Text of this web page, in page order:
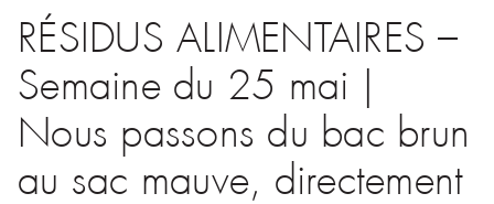
RÉSIDUS ALIMENTAIRES –
Semaine du 25 mai |
Nous passons du bac brun
au sac mauve, directement